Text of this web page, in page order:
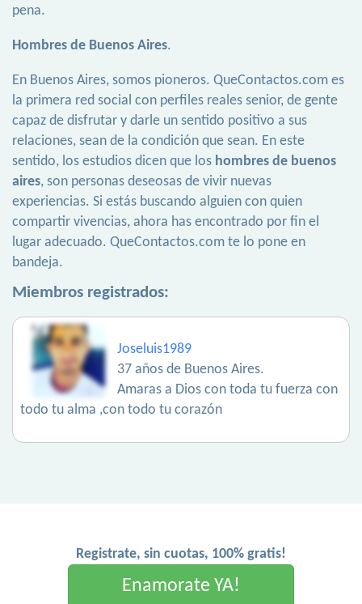
pena.
Hombres de Buenos Aires.
En Buenos Aires, somos pioneros. QueContactos.com es
la primera red social con perfiles reales senior, de gente
capaz de disfrutar y darle un sentido positivo a sus
relaciones, sean de la condición que sean. En este
sentido, los estudios dicen que los hombres de buenos
aires, son personas deseosas de vivir nuevas
experiencias. Si estás buscando alguien con quien
compartir vivencias, ahora has encontrado por fin el
lugar adecuado. QueContactos.com te lo pone en
bandeja.
Miembros registrados:
Joseluis1989
37 años de Buenos Aires.
Amaras a Dios con toda tu fuerza con
todo tu alma ,con todo tu corazón
Registrate, sin cuotas, 100% gratis!
Enamorate YA!